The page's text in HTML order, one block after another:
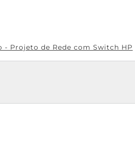
- Projeto de Rede com Switch HP